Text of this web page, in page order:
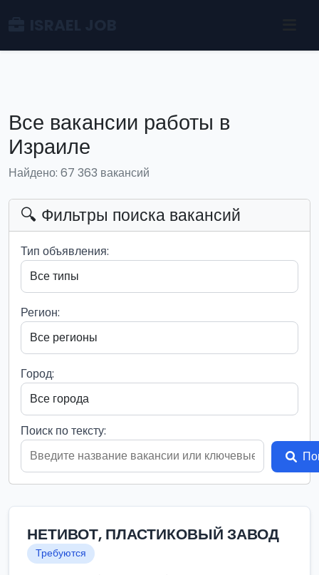
Все вакансии работы в
Израиле
Найдено: 67 363 вакансий
🔍 Фильтры поиска вакансий
Тип объявления:
Регион:
Город:
Поиск по тексту:
НЕТИВОТ, ПЛАСТИКОВЫЙ ЗАВОД
Требуются